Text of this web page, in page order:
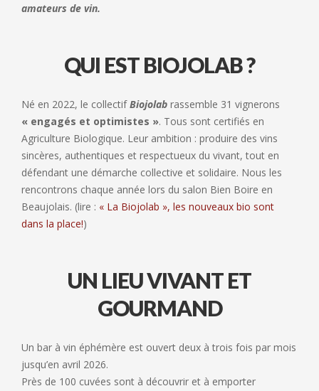
amateurs de vin.
QUI EST BIOJOLAB ?
Né en 2022, le collectifBiojolab rassemble 31 vignerons
« engagés et optimistes ». Tous sont certifiés en
Agriculture Biologique. Leur ambition : produire des vins
sincères, authentiques et respectueux du vivant, tout en
défendant une démarche collective et solidaire. Nous les
rencontrons chaque année lors du salon Bien Boire en
Beaujolais. (lire : « La Biojolab », les nouveaux bio sont
dans la place!)
UN LIEU VIVANT ET
GOURMAND
Un bar à vin éphémère est ouvert deux à trois fois par mois
jusqu’en avril 2026.
Près de 100 cuvées sont à découvrir et à emporter